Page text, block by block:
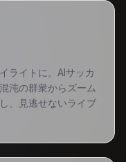
ライトに。AIサッカ
沌の群衆からズーム
、見逃せないライブ